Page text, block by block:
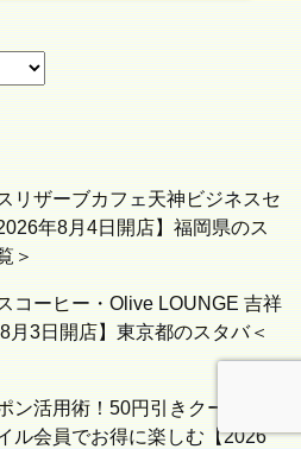
リザーブカフェ天神ビジネスセ
年8月4日開店】福岡県のス
＞
コーヒー・Olive LOUNGE 吉祥
月3日開店】東京都のスタバ＜
ン活用術！50円引きクーポンや
ル会員でお得に楽しむ【2026